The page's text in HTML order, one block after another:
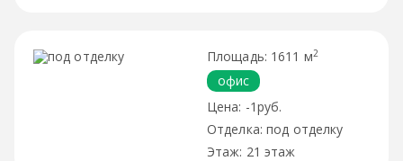
1611 м2
офис
-1руб.
под отделку
21 этаж